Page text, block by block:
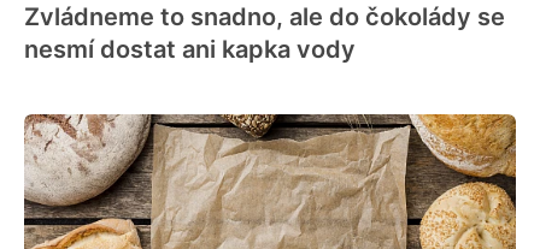
Zvládneme to snadno, ale do čokolády se
nesmí dostat ani kapka vody